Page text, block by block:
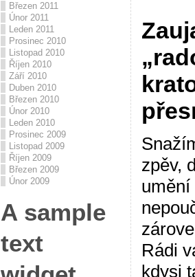
Březen 2011
Únor 2011
Leden 2011
Prosinec 2010
Listopad 2010
Říjen 2010
Září 2010
Duben 2010
Březen 2010
Únor 2010
Leden 2010
Prosinec 2009
Listopad 2009
Říjen 2009
Březen 2009
Únor 2009
A sample
text
zpěv,
umění
Rádi
kdysi